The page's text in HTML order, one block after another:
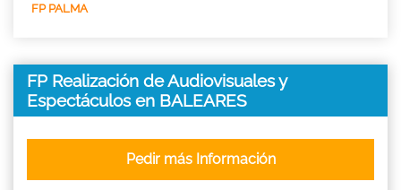
FP PALMA
FP Realización de Audiovisuales y
Espectáculos en BALEARES
Pedir más Información